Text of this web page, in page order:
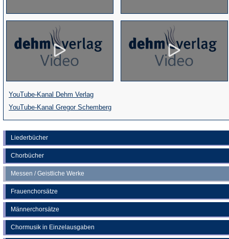
Liederbücher
Chorbücher
Messen / Geistliche Werke
Frauenchorsätze
Männerchorsätze
Chormusik in Einzelausgaben
YouTube-Kanal Dehm Verlag(Öffnet
in
einem
neuen
Tab)
YouTube-Kanal Gregor Schemberg(Öffnet
in
einem
neuen